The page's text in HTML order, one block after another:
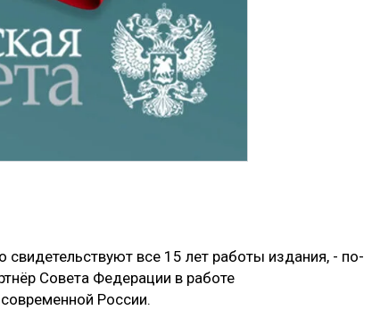
свидетельствуют все 15 лет работы издания, - по-
Совета Федерации в работе
России.